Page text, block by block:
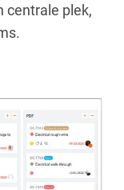
centrale plek,